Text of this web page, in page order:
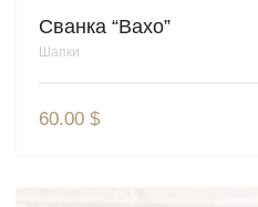
Сванка “Вахо”
Шапки
60.00 $